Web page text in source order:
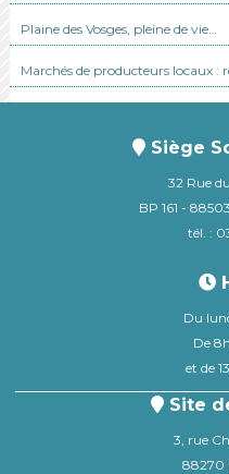
Plaine des Vosges, pleine de vie…
Marchés de producteurs locaux :
Siège
32 Rue
BP 161 -
tél. :
Du
De
et de
Site
3, rue
88270